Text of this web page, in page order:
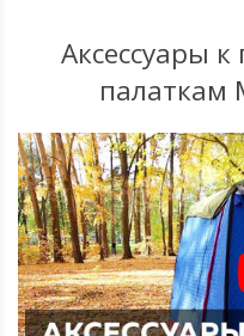
Аксессуары
палаткам